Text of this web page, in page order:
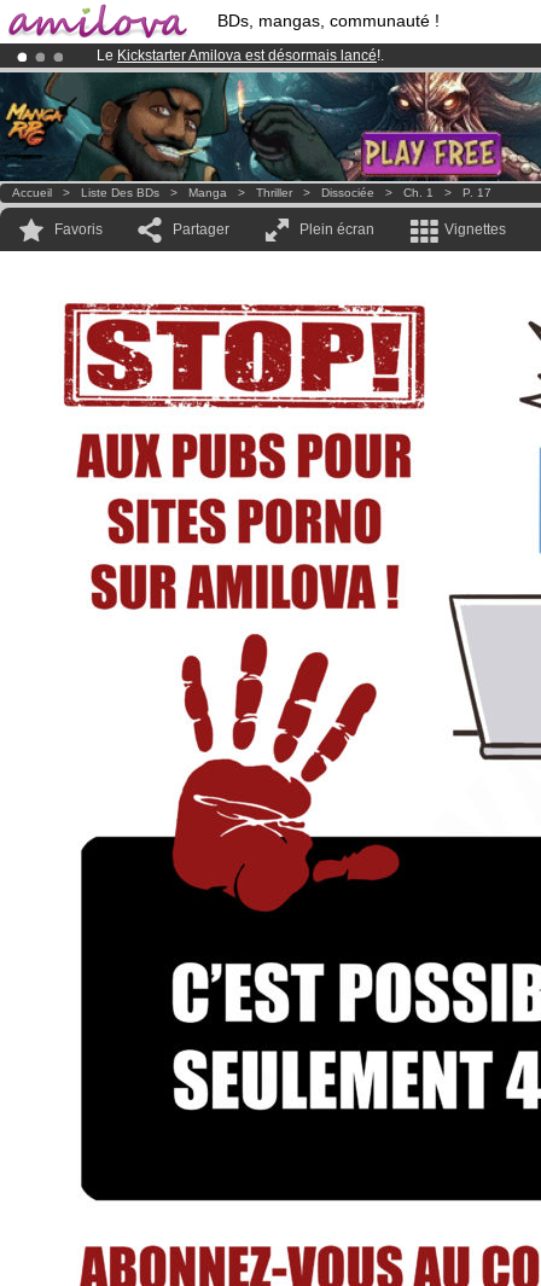
BDs, mangas, communauté !
Le Kickstarter Amilova est désormais lancé!.
Abonnement premium: à partir de3.95 eurospar mois !Clique ici
Déjà 100000membreset 1000BDs & Mangas!
Accueil > Liste Des BDs > Manga > Thriller > Dissociée > Ch. 1 > P. 17
Favoris Partager Plein écran Vignettes